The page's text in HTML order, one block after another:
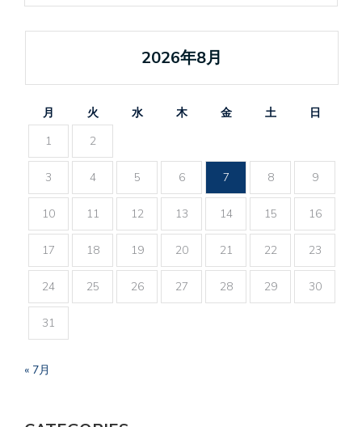
2026年8月
月 火 水 木 金 土
日
1
2
3 4 5 6 7 8 9
10 11 12 13 14 15 16
17 18 19 20 21 22 23
24 25 26 27 28 29 30
31
« 7月